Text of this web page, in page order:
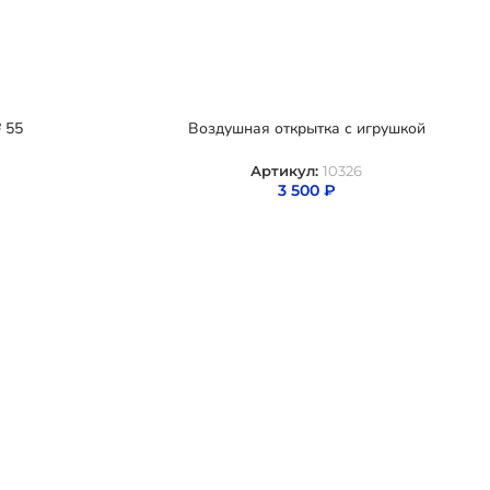
55 Воздушная открытка с игрушкой
Артикул: 10326
3 500 ₽